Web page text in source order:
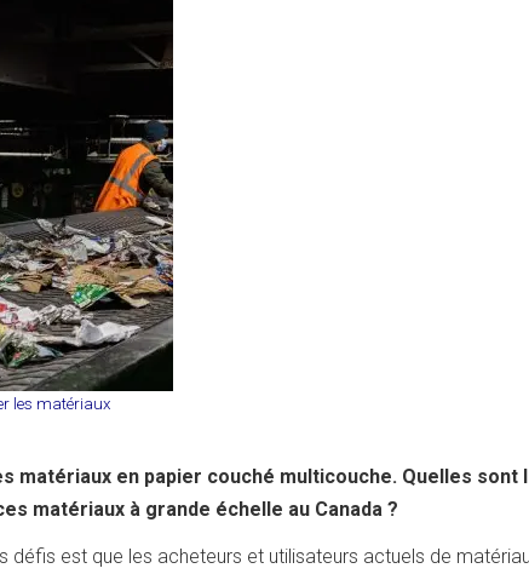
les matériaux
matériaux en papier couché multicouche. Quelles sont
matériaux à grande échelle au Canada ?
défis est que les acheteurs et utilisateurs actuels de